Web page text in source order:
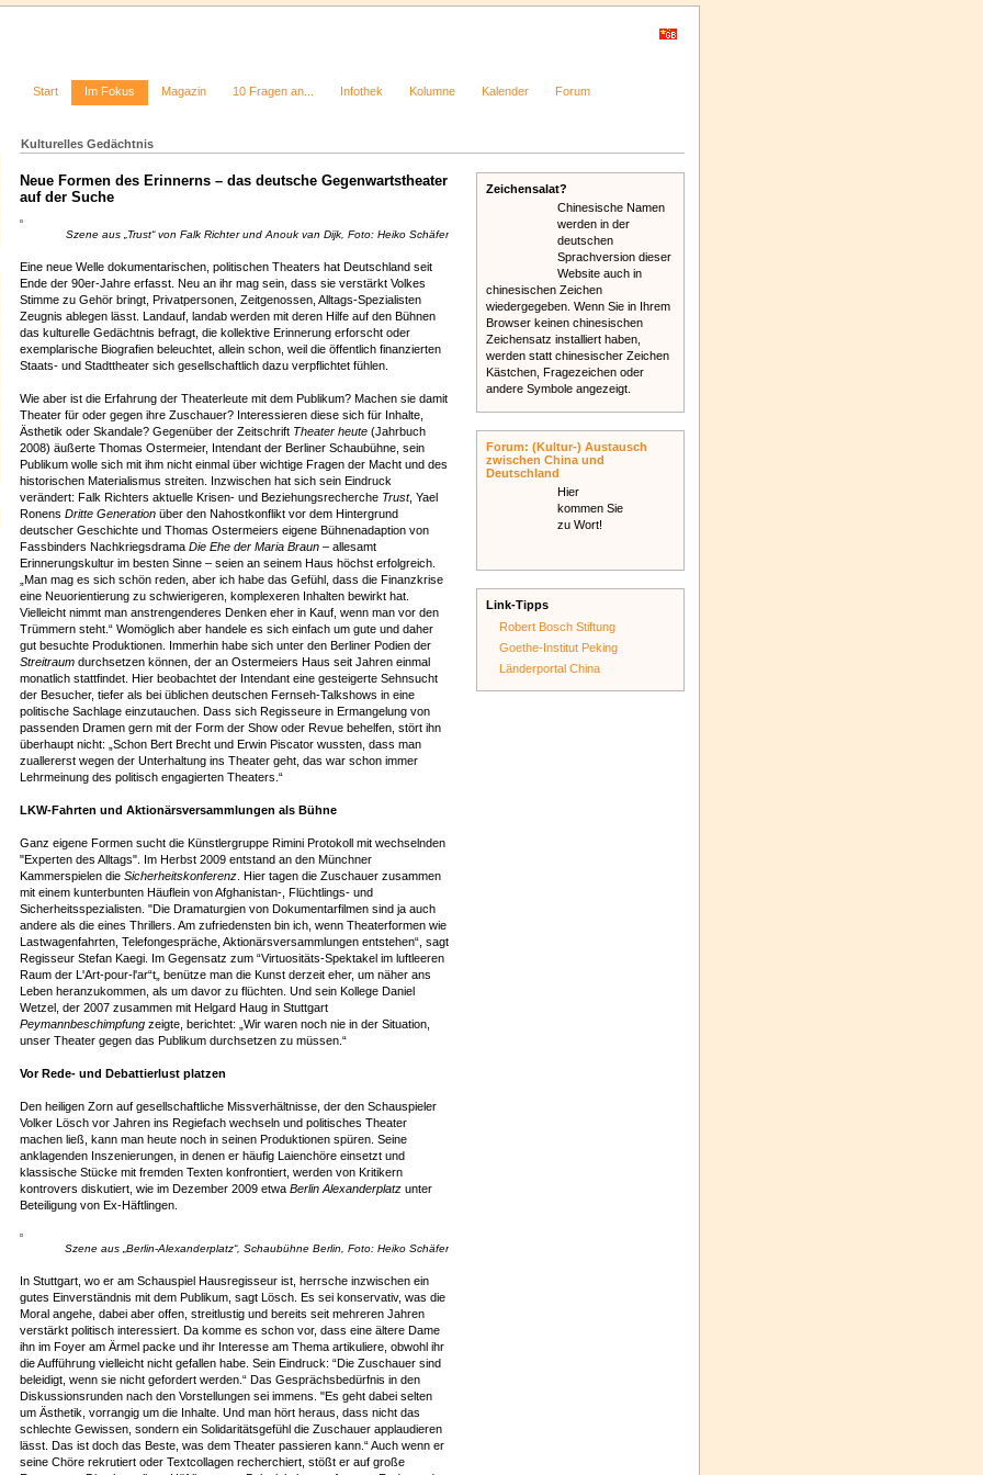
Start Im Fokus Magazin 10 Fragen an... Infothek Kolumne Kalender Forum
Kulturelles Gedächtnis
Neue Formen des Erinnerns – das deutsche Gegenwartstheater
auf der Suche
Szene aus „Trust“ von Falk Richter und Anouk van Dijk, Foto: Heiko Schäfer
Eine neue Welle dokumentarischen, politischen Theaters hat Deutschland seit
Ende der 90er-Jahre erfasst. Neu an ihr mag sein, dass sie verstärkt Volkes
Stimme zu Gehör bringt, Privatpersonen, Zeitgenossen, Alltags-Spezialisten
Zeugnis ablegen lässt. Landauf, landab werden mit deren Hilfe auf den Bühnen
das kulturelle Gedächtnis befragt, die kollektive Erinnerung erforscht oder
exemplarische Biografien beleuchtet, allein schon, weil die öffentlich finanzierten
Staats- und Stadttheater sich gesellschaftlich dazu verpflichtet fühlen.
Wie aber ist die Erfahrung der Theaterleute mit dem Publikum? Machen sie damit
Theater für oder gegen ihre Zuschauer? Interessieren diese sich für Inhalte,
Ästhetik oder Skandale? Gegenüber der Zeitschrift Theater heute (Jahrbuch
2008) äußerte Thomas Ostermeier, Intendant der Berliner Schaubühne, sein
Publikum wolle sich mit ihm nicht einmal über wichtige Fragen der Macht und des
historischen Materialismus streiten. Inzwischen hat sich sein Eindruck
verändert: Falk Richters aktuelle Krisen- und Beziehungsrecherche Trust, Yael
Ronens Dritte Generation über den Nahostkonflikt vor dem Hintergrund
deutscher Geschichte und Thomas Ostermeiers eigene Bühnenadaption von
Fassbinders Nachkriegsdrama Die Ehe der Maria Braun – allesamt
Erinnerungskultur im besten Sinne – seien an seinem Haus höchst erfolgreich.
„Man mag es sich schön reden, aber ich habe das Gefühl, dass die Finanzkrise
eine Neuorientierung zu schwierigeren, komplexeren Inhalten bewirkt hat.
Vielleicht nimmt man anstrengenderes Denken eher in Kauf, wenn man vor den
Trümmern steht.“ Womöglich aber handele es sich einfach um gute und daher
gut besuchte Produktionen. Immerhin habe sich unter den Berliner Podien der
Streitraum durchsetzen können, der an Ostermeiers Haus seit Jahren einmal
monatlich stattfindet. Hier beobachtet der Intendant eine gesteigerte Sehnsucht
der Besucher, tiefer als bei üblichen deutschen Fernseh-Talkshows in eine
politische Sachlage einzutauchen. Dass sich Regisseure in Ermangelung von
passenden Dramen gern mit der Form der Show oder Revue behelfen, stört ihn
überhaupt nicht: „Schon Bert Brecht und Erwin Piscator wussten, dass man
zuallererst wegen der Unterhaltung ins Theater geht, das war schon immer
Lehrmeinung des politisch engagierten Theaters.“
LKW-Fahrten und Aktionärsversammlungen als Bühne
Ganz eigene Formen sucht die Künstlergruppe Rimini Protokoll mit wechselnden
"Experten des Alltags". Im Herbst 2009 entstand an den Münchner
Kammerspielen die Sicherheitskonferenz . Hier tagen die Zuschauer zusammen
mit einem kunterbunten Häuflein von Afghanistan-, Flüchtlings- und
Sicherheitsspezialisten. "Die Dramaturgien von Dokumentarfilmen sind ja auch
andere als die eines Thrillers. Am zufriedensten bin ich, wenn Theaterformen wie
Lastwagenfahrten, Telefongespräche, Aktionärsversammlungen entstehen“, sagt
Regisseur Stefan Kaegi. Im Gegensatz zum “Virtuositäts-Spektakel im luftleeren
Raum der L'Art-pour-l'ar“t„ benütze man die Kunst derzeit eher, um näher ans
Leben heranzukommen, als um davor zu flüchten. Und sein Kollege Daniel
Wetzel, der 2007 zusammen mit Helgard Haug in Stuttgart
Peymannbeschimpfung zeigte, berichtet: „Wir waren noch nie in der Situation,
unser Theater gegen das Publikum durchsetzen zu müssen.“
Vor Rede- und Debattierlust platzen
Den heiligen Zorn auf gesellschaftliche Missverhältnisse, der den Schauspieler
Volker Lösch vor Jahren ins Regiefach wechseln und politisches Theater
machen ließ, kann man heute noch in seinen Produktionen spüren. Seine
anklagenden Inszenierungen, in denen er häufig Laienchöre einsetzt und
klassische Stücke mit fremden Texten konfrontiert, werden von Kritikern
kontrovers diskutiert, wie im Dezember 2009 etwa Berlin Alexanderplatz unter
Beteiligung von Ex-Häftlingen.
Szene aus „Berlin-Alexanderplatz“, Schaubühne Berlin, Foto: Heiko Schäfer
In Stuttgart, wo er am Schauspiel Hausregisseur ist, herrsche inzwischen ein
gutes Einverständnis mit dem Publikum, sagt Lösch. Es sei konservativ, was die
Moral angehe, dabei aber offen, streitlustig und bereits seit mehreren Jahren
verstärkt politisch interessiert. Da komme es schon vor, dass eine ältere Dame
ihn im Foyer am Ärmel packe und ihr Interesse am Thema artikuliere, obwohl ihr
die Aufführung vielleicht nicht gefallen habe. Sein Eindruck: “Die Zuschauer sind
beleidigt, wenn sie nicht gefordert werden.“ Das Gesprächsbedürfnis in den
Diskussionsrunden nach den Vorstellungen sei immens. "Es geht dabei selten
um Ästhetik, vorrangig um die Inhalte. Und man hört heraus, dass nicht das
schlechte Gewissen, sondern ein Solidaritätsgefühl die Zuschauer applaudieren
lässt. Das ist doch das Beste, was dem Theater passieren kann.“ Auch wenn er
seine Chöre rekrutiert oder Textcollagen recherchiert, stößt er auf große
Zeichensalat?
Chinesische Namen
werden in der
deutschen
Sprachversion dieser
Website auch in
chinesischen Zeichen
wiedergegeben. Wenn Sie in Ihrem
Browser keinen chinesischen
Zeichensatz installiert haben,
werden statt chinesischer Zeichen
Kästchen, Fragezeichen oder
andere Symbole angezeigt.
Forum: (Kultur-) Austausch
zwischen China und
Deutschland
Hier
kommen Sie
zu Wort!
Link-Tipps
Robert Bosch Stiftung
Goethe-Institut Peking
Länderportal China